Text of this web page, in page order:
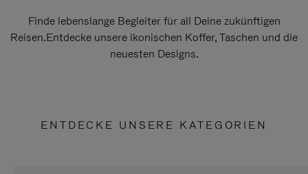
Finde lebenslange Begleiter für all Deine zukünftigen
Reisen.Entdecke unsere ikonischen Koffer, Taschen und die
neuesten Designs.
ENTDECKE UNSERE KATEGORIEN